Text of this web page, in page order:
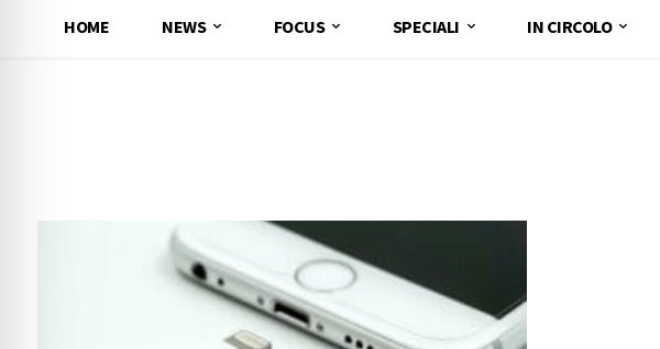
HOME NEWS FOCUS SPECIALI IN CIRCOLO